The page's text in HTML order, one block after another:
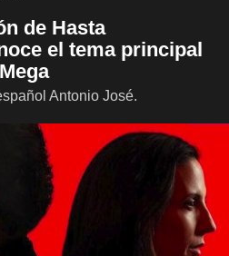
de Hasta
el tema principal
Antonio José.